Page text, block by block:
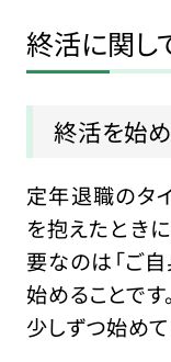
終活に関し
終活を始
定年退職のタ
を抱えたとき
要なのは「ご
始めることで
少しずつ始めて